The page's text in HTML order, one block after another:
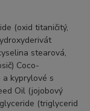
(oxid titaničitý,
stearová,
Coco-
kyprylové s
Oil (jojobový
(triglycerid